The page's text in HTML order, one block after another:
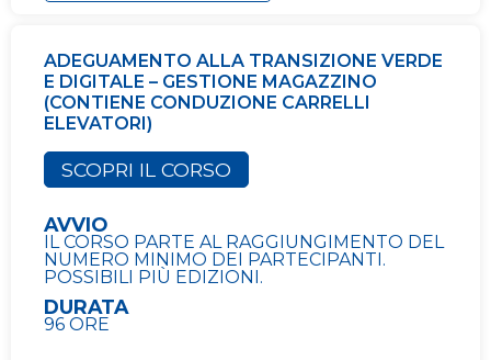
ADEGUAMENTO ALLA TRANSIZIONE VERDE
E DIGITALE – GESTIONE MAGAZZINO
(CONTIENE CONDUZIONE CARRELLI
ELEVATORI)
SCOPRI IL CORSO
AVVIO
IL CORSO PARTE AL RAGGIUNGIMENTO DEL
NUMERO MINIMO DEI PARTECIPANTI.
POSSIBILI PIÙ EDIZIONI.
DURATA
96 ORE